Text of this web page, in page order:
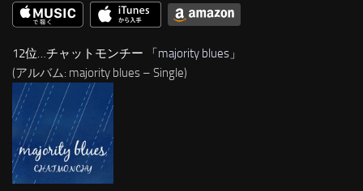
12位…チャットモンチー 「majority blues 」
(アルバム: majority blues – Single)